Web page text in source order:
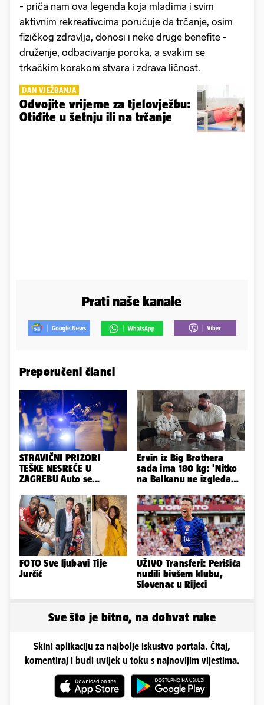
- priča nam ova legenda koja mladima i svim
aktivnim rekreativcima poručuje da trčanje, osim
fizičkog zdravlja, donosi i neke druge benefite -
druženje, odbacivanje poroka, a svakim se
trkačkim korakom stvara i zdrava ličnost.
DAN VJEŽBANJA
Odvojite vrijeme za tjelovježbu:
Otiđite u šetnju ili na trčanje
Prati naše kanale
Preporučeni članci
STRAVIČNI PRIZORI
TEŠKE NESREĆE U
ZAGREBU Auto se
poginuo
Ervin iz Big Brothera
sada ima 180 kg: 'Nitko
na Balkanu ne izgleda
FOTO Sve ljubavi Tije
Jurčić
UŽIVO Transferi: Perišića
nudili bivšem klubu,
Slovenac u Rijeci
Sve što je bitno, na dohvat ruke
Skini aplikaciju za najbolje iskustvo portala. Čitaj,
komentiraj i budi uvijek u toku s najnovijim vijestima.